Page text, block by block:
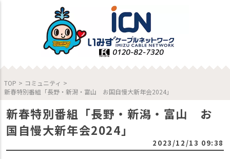
TOP > コミュニティ >
新春特別番組「長野・新潟・富山 お国自慢大新年会2024」
新春特別番組「長野・新潟・富山 お
国自慢大新年会2024」
2023/12/13 09:38